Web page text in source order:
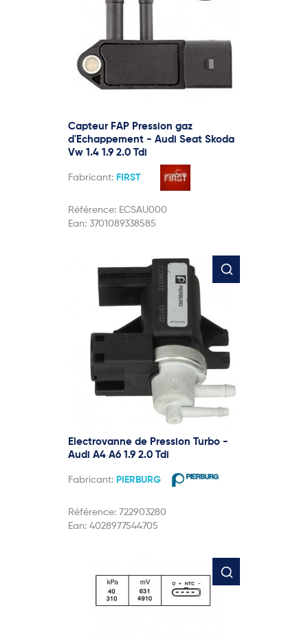
Capteur FAP Pression gaz
d'Echappement - Audi Seat Skoda
Vw 1.4 1.9 2.0 Tdi
Fabricant: FIRST
Référence: ECSAU000
Ean: 3701089338585
Electrovanne de Pression Turbo -
Audi A4 A6 1.9 2.0 Tdi
Fabricant: PIERBURG
Référence: 722903280
Ean: 4028977544705